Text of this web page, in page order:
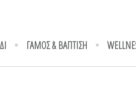
ΓΑΜΟΣ & ΒΑΠΤΙΣΗ